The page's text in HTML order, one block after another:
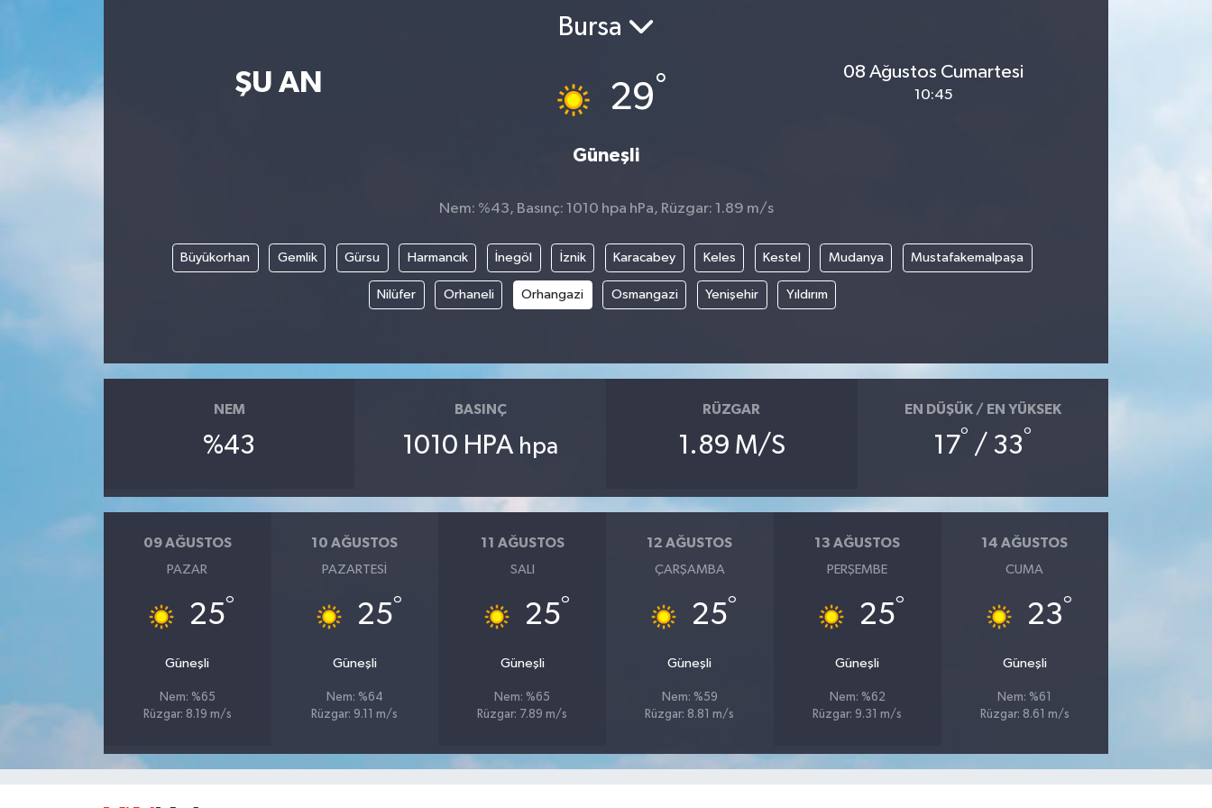
ŞU AN
Bursa
29°
Güneşli
08 Ağustos Cumartesi
10:45
Nem: %43, Basınç: 1010 hpa hPa, Rüzgar: 1.89 m/s
Büyükorhan Gemlik Gürsu Harmancık İnegöl İznik Karacabey Keles Kestel Mudanya Mustafakemalpaşa
Nilüfer Orhaneli Orhangazi Osmangazi Yenişehir Yıldırım
NEM
%43
BASINÇ
1010 HPA hpa
RÜZGAR
1.89 M/S
EN DÜŞÜK / EN YÜKSEK
17° / 33°
09 AĞUSTOS
PAZAR
25°
Güneşli
Nem: %65
Rüzgar: 8.19 m/s
10 AĞUSTOS
PAZARTESI
25°
Güneşli
Nem: %64
Rüzgar: 9.11 m/s
11 AĞUSTOS
SALI
25°
Güneşli
Nem: %65
Rüzgar: 7.89 m/s
12 AĞUSTOS
ÇARŞAMBA
25°
Güneşli
Nem: %59
Rüzgar: 8.81 m/s
13 AĞUSTOS
PERŞEMBE
25°
Güneşli
Nem: %62
Rüzgar: 9.31 m/s
14 AĞUSTOS
CUMA
23°
Güneşli
Nem: %61
Rüzgar: 8.61 m/s